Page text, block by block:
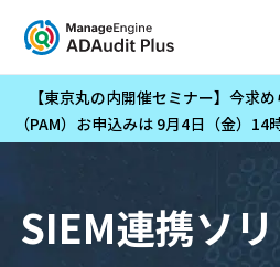
【東京丸の内開催セミナー】今求
（PAM）お申込みは 9月4日（金）
SIEM連携ソ